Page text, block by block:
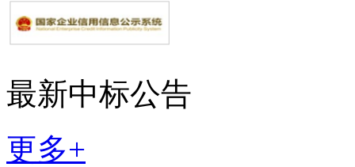
最新中标公告
更多+